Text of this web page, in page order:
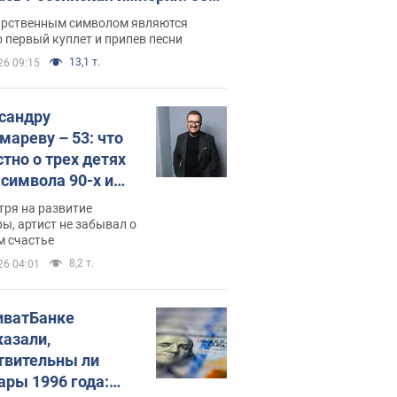
рассказывают в школе
символом являются
первый куплет и припев песни
09:15 13,1 т.
– 53: что
о трех детях
90-х и
выглядят
на развитие
артист не забывал о
счастье
04:01 8,2 т.
ли
1996 года: